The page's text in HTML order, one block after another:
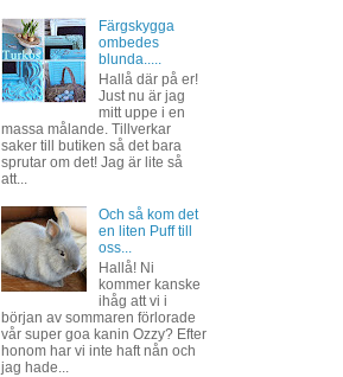
Färgskygga
ombedes
blunda.....
Hallå där på er!
Just nu är jag
mitt uppe i en
massa målande. Tillverkar
saker till butiken så det bara
sprutar om det! Jag är lite så
att...
Och så kom det
en liten Puff till
oss...
Hallå! Ni
kommer kanske
ihåg att vi i
början av sommaren förlorade
vår super goa kanin Ozzy? Efter
honom har vi inte haft nån och
jag hade...